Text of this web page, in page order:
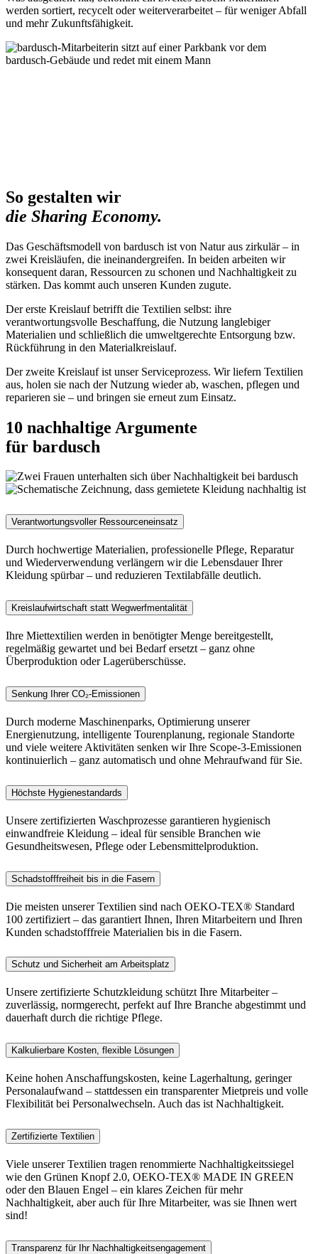
werden sortiert, recycelt oder weiterverarbeitet – für weniger Abfall
und mehr Zukunftsfähigkeit.
So gestalten wir
die Sharing Economy.
Das Geschäftsmodell von bardusch ist von Natur aus zirkulär – in
zwei Kreisläufen, die ineinandergreifen. In beiden arbeiten wir
konsequent daran, Ressourcen zu schonen und Nachhaltigkeit zu
stärken. Das kommt auch unseren Kunden zugute.
Der erste Kreislauf betrifft die Textilien selbst: ihre
verantwortungsvolle Beschaffung, die Nutzung langlebiger
Materialien und schließlich die umweltgerechte Entsorgung bzw.
Rückführung in den Materialkreislauf.
Der zweite Kreislauf ist unser Serviceprozess. Wir liefern Textilien
aus, holen sie nach der Nutzung wieder ab, waschen, pflegen und
reparieren sie – und bringen sie erneut zum Einsatz.
10 nachhaltige Argumente
für bardusch
Verantwortungsvoller Ressourceneinsatz
Durch hochwertige Materialien, professionelle Pflege, Reparatur
und Wiederverwendung verlängern wir die Lebensdauer Ihrer
Kleidung spürbar – und reduzieren Textilabfälle deutlich.
Kreislaufwirtschaft statt Wegwerfmentalität
Ihre Miettextilien werden in benötigter Menge bereitgestellt,
regelmäßig gewartet und bei Bedarf ersetzt – ganz ohne
Überproduktion oder Lagerüberschüsse.
Senkung Ihrer CO₂-Emissionen
Durch moderne Maschinenparks, Optimierung unserer
Energienutzung, intelligente Tourenplanung, regionale Standorte
und viele weitere Aktivitäten senken wir Ihre Scope-3-Emissionen
kontinuierlich – ganz automatisch und ohne Mehraufwand für Sie.
Höchste Hygienestandards
Unsere zertifizierten Waschprozesse garantieren hygienisch
einwandfreie Kleidung – ideal für sensible Branchen wie
Gesundheitswesen, Pflege oder Lebensmittelproduktion.
Schadstofffreiheit bis in die Fasern
Die meisten unserer Textilien sind nach OEKO-TEX® Standard
100 zertifiziert – das garantiert Ihnen, Ihren Mitarbeitern und Ihren
Kunden schadstofffreie Materialien bis in die Fasern.
Schutz und Sicherheit am Arbeitsplatz
Unsere zertifizierte Schutzkleidung schützt Ihre Mitarbeiter –
zuverlässig, normgerecht, perfekt auf Ihre Branche abgestimmt und
dauerhaft durch die richtige Pflege.
Kalkulierbare Kosten, flexible Lösungen
Keine hohen Anschaffungskosten, keine Lagerhaltung, geringer
Personalaufwand – stattdessen ein transparenter Mietpreis und volle
Flexibilität bei Personalwechseln. Auch das ist Nachhaltigkeit.
Zertifizierte Textilien
Viele unserer Textilien tragen renommierte Nachhaltigkeitssiegel
wie den Grünen Knopf 2.0, OEKO-TEX® MADE IN GREEN
oder den Blauen Engel – ein klares Zeichen für mehr
Nachhaltigkeit, aber auch für Ihre Mitarbeiter, was sie Ihnen wert
sind!
Transparenz für Ihr Nachhaltigkeitsengagement